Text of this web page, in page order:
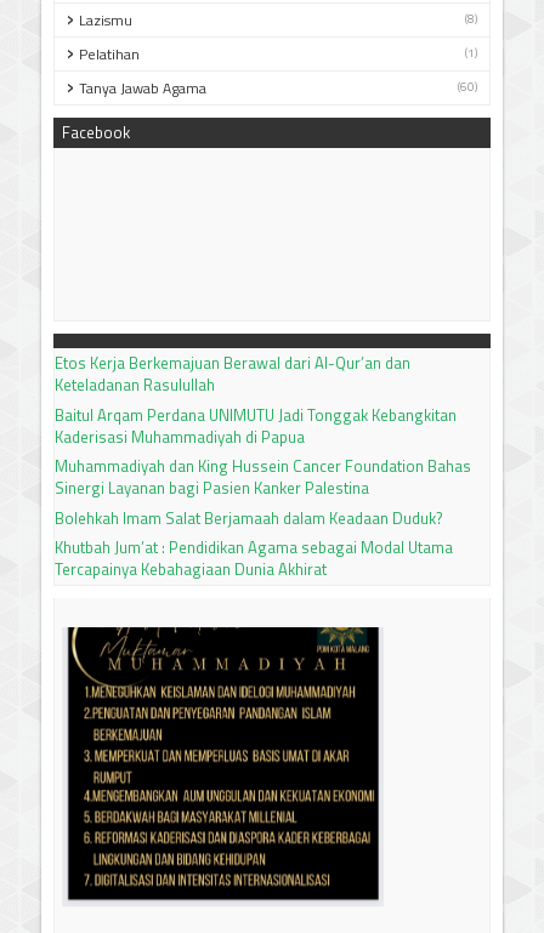
Lazismu (8)
Pelatihan (1)
Tanya Jawab Agama (60)
Facebook
Etos Kerja Berkemajuan Berawal dari Al-Qur’an dan
Keteladanan Rasulullah
Baitul Arqam Perdana UNIMUTU Jadi Tonggak Kebangkitan
Kaderisasi Muhammadiyah di Papua
Muhammadiyah dan King Hussein Cancer Foundation Bahas
Sinergi Layanan bagi Pasien Kanker Palestina
Bolehkah Imam Salat Berjamaah dalam Keadaan Duduk?
Khutbah Jum’at : Pendidikan Agama sebagai Modal Utama
Tercapainya Kebahagiaan Dunia Akhirat